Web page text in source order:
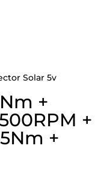
Solar 5v
+
+
+